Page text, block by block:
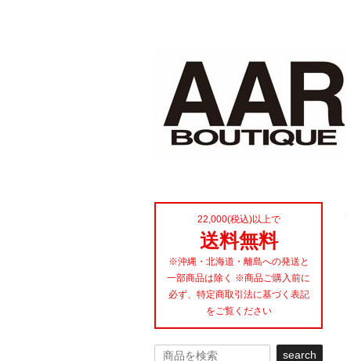
22,000(税込)以上で
送料無料
※沖縄・北海道・離島への発送と
一部商品は除く ※商品ご購入前に
必ず、特定商取引法に基づく表記
をご覧ください
search